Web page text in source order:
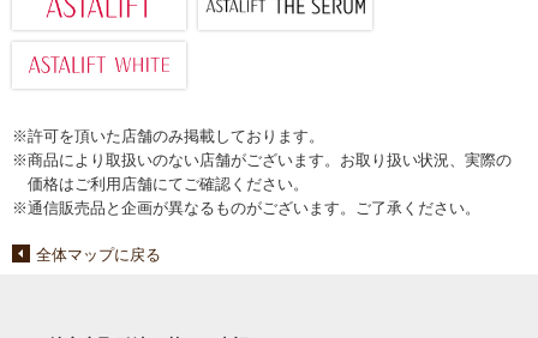
※許可を頂いた店舗のみ掲載しております。
※商品により取扱いのない店舗がございます。お取り扱い状況、実際の
価格はご利用店舗にてご確認ください。
※通信販売品と企画が異なるものがございます。ご了承ください。
全体マップに戻る